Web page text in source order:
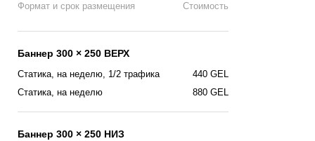
Формат и срок размещения Стоимость
Баннер 300 × 250 ВЕРХ
440 GEL
Статика, на неделю, 1/2 трафика
880 GEL
Статика, на неделю
Баннер 300 × 250 НИЗ